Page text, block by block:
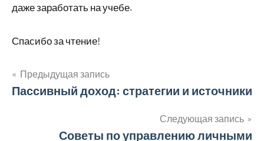
даже заработать на учебе.
Спасибо за чтение!
Навигация
Предыдущая запись
Пассивный доход: стратегии и источники
Следующая запись
Советы по управлению личными